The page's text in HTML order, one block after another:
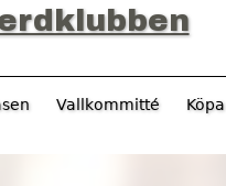
Vallkommitté